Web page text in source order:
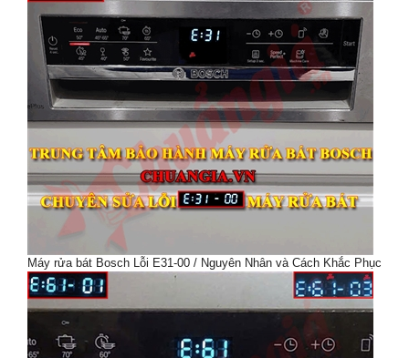
Máy rửa bát Bosch Lỗi E31-00 / Nguyên Nhân và Cách Khắc Phục